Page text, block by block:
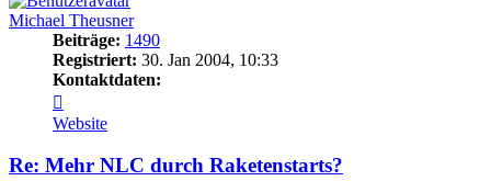
Michael Theusner
Beiträge: 1490
Registriert: 30. Jan 2004, 10:33
Kontaktdaten:
von
Michael
Theusner
Website
Re: Mehr NLC durch Raketenstarts?